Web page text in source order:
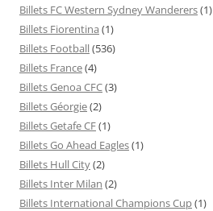
Billets FC Western Sydney Wanderers(1)
Billets Fiorentina (1)
Billets Football(536)
Billets France(4)
Billets Genoa CFC(3)
Billets Géorgie(2)
Billets Getafe CF(1)
Billets Go Ahead Eagles(1)
Billets Hull City(2)
Billets Inter Milan (2)
Billets International Champions Cup(1)